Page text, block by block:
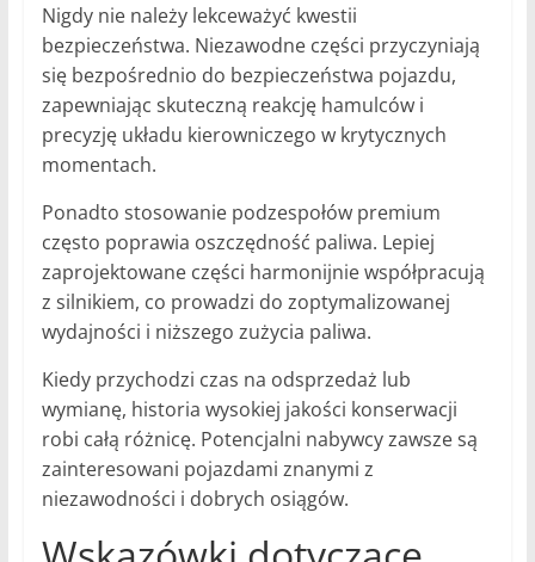
Nigdy nie należy lekceważyć kwestii
bezpieczeństwa. Niezawodne części przyczyniają
się bezpośrednio do bezpieczeństwa pojazdu,
zapewniając skuteczną reakcję hamulców i
precyzję układu kierowniczego w krytycznych
momentach.
Ponadto stosowanie podzespołów premium
często poprawia oszczędność paliwa. Lepiej
zaprojektowane części harmonijnie współpracują
z silnikiem, co prowadzi do zoptymalizowanej
wydajności i niższego zużycia paliwa.
Kiedy przychodzi czas na odsprzedaż lub
wymianę, historia wysokiej jakości konserwacji
robi całą różnicę. Potencjalni nabywcy zawsze są
zainteresowani pojazdami znanymi z
niezawodności i dobrych osiągów.